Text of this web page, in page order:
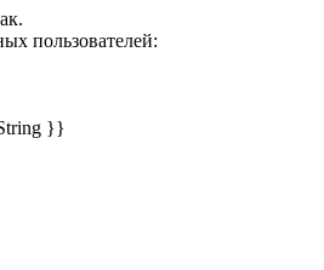
пользователей:
}}